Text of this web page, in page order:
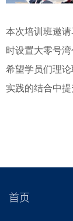
本次培训班邀
时设置大零号
希望学员们理
实践的结合中提
首页